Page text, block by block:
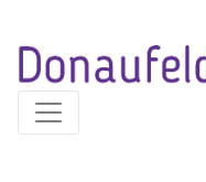
content